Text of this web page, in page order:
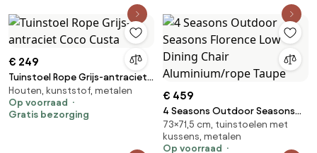
€ 249
Tuinstoel Rope Grijs-antraciet
Coco Custa
Houten, kunststof, metalen
Op voorraad
Gratis bezorging
€ 459
4 Seasons Outdoor Seasons
Florence Low Dining Chair
Aluminium/rope Taupe
73×71,5 cm, tuinstoelen met
kussens, metalen
Op voorraad